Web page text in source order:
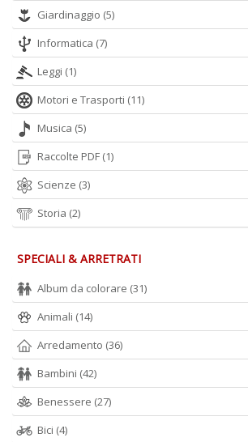
Giardinaggio (5)
Informatica (7)
Leggi (1)
Motori e Trasporti (11)
Musica (5)
Raccolte PDF (1)
Scienze (3)
Storia (2)
SPECIALI & ARRETRATI
Album da colorare (31)
Animali (14)
Arredamento (36)
Bambini (42)
Benessere (27)
Bici (4)